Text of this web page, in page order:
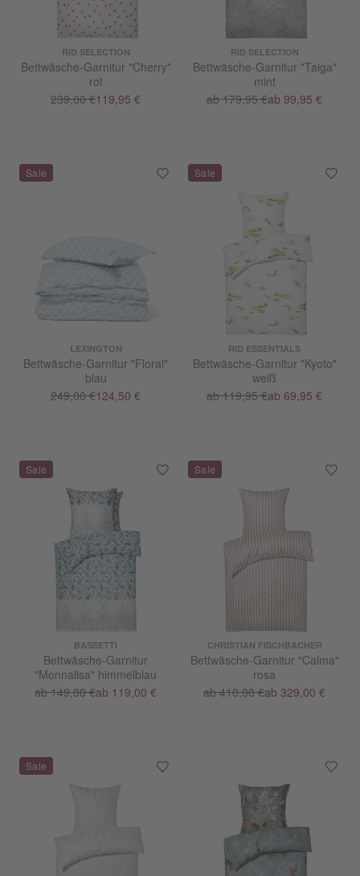
RID SELECTION
Bettwäsche-Garnitur "Cherry"
rot
239,00 €119,95 €
RID SELECTION
Bettwäsche-Garnitur "Taiga"
mint
ab 179,95 €ab 99,95 €
LEXINGTON
Bettwäsche-Garnitur "Floral"
blau
249,00 €124,50 €
RID ESSENTIALS
Bettwäsche-Garnitur "Kyoto"
weiß
ab 119,95 €ab 69,95 €
BASSETTI
Bettwäsche-Garnitur
"Monnalisa" himmelblau
ab 149,00 €ab 119,00 €
CHRISTIAN FISCHBACHER
Bettwäsche-Garnitur "Calma"
rosa
ab 410,00 €ab 329,00 €